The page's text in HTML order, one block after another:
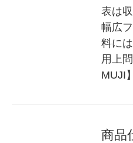
表は
幅広
料に
用上
MUJI】
商品